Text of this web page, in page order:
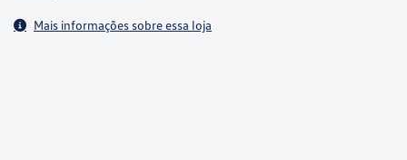
Mais informações sobre essa loja